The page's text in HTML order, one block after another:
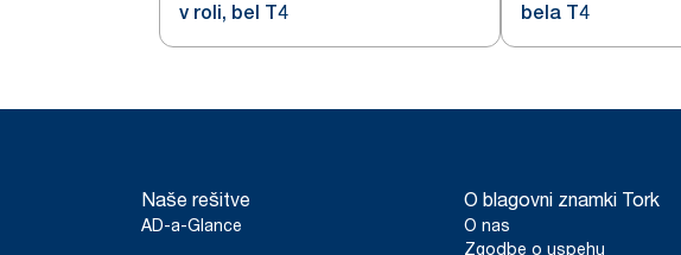
v roli, bel T4
bela T4
Naše rešitve
AD-a-Glance
O blagovni znamki Tork
O nas
Zgodbe o uspehu